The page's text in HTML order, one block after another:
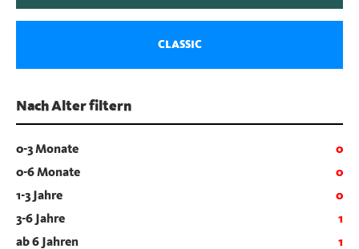
CLASSIC
Nach Alter filtern
0-3 Monate
0
0-6 Monate
0
1-3 Jahre
0
3-6 Jahre
1
ab 6 Jahren
1